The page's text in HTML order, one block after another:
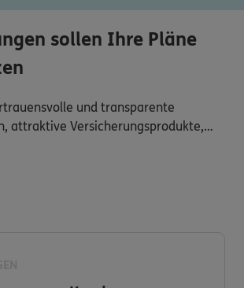
sollen Ihre Pläne
und transparente
attraktive Versicherungsprodukte,
schnelle Schadensregulierung